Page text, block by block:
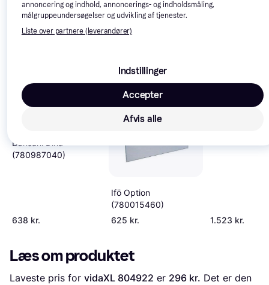
interesser. Vis alle
Dansani Dina
(780987040)
638 kr.
Ifö Option
(780015460)
625 kr.
85 cm
1.523 kr.
Læs om produktet
Laveste pris for vidaXL 804922 er 296 kr. Det er den
annoncering og indhold, annoncerings- og indholdsmåling,
målgruppeundersøgelser og udvikling af tjenester.
Liste over partnere (leverandører)
Indstillinger
Afvis alle
Accepter